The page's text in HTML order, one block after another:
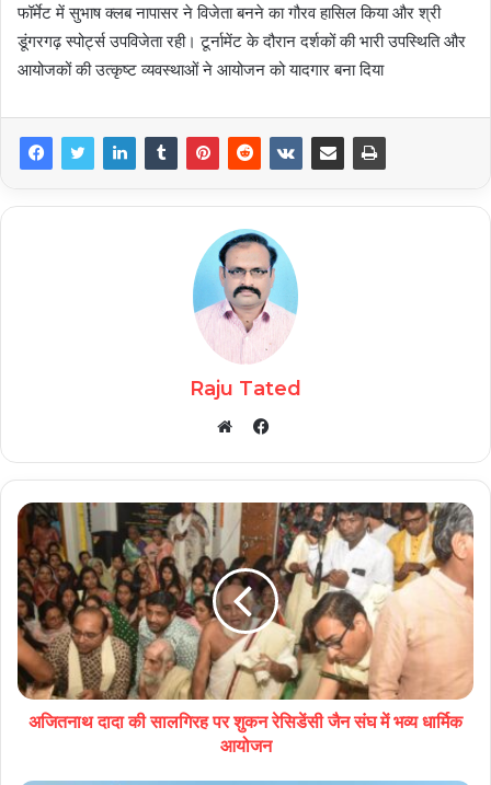
फॉर्मेट में सुभाष क्लब नापासर ने विजेता बनने का गौरव हासिल किया और श्री
डूंगरगढ़ स्पोर्ट्स उपविजेता रही। टूर्नामेंट के दौरान दर्शकों की भारी उपस्थिति और
आयोजकों की उत्कृष्ट व्यवस्थाओं ने आयोजन को यादगार बना दिया
Raju Tated
Facebook
अजितनाथ दादा की सालगिरह पर शुकन रेसिडेंसी जैन संघ में भव्य धार्मिक
आयोजन